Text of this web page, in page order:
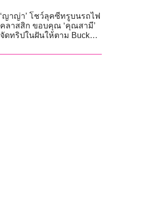
‘ญาญ่า’ โชว์ลุคซีทรูบนรถไฟ
คลาสสิก ขอบคุณ ‘คุณสามี’
จัดทริปในฝันให้ตาม Bucket